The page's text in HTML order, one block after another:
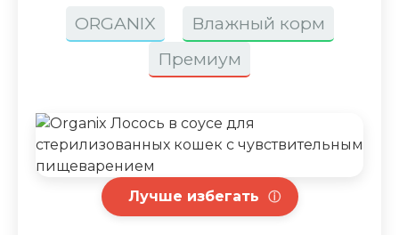
ORGANIX
Влажный корм
Премиум
Лучше избегать ⓘ